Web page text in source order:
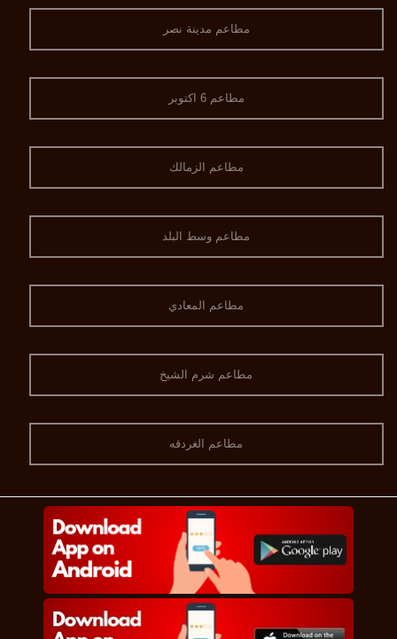
مطاعم مدينة نصر
مطاعم 6 اكتوبر
مطاعم الزمالك
مطاعم وسط البلد
مطاعم المعادي
مطاعم شرم الشيخ
مطاعم الغردقه